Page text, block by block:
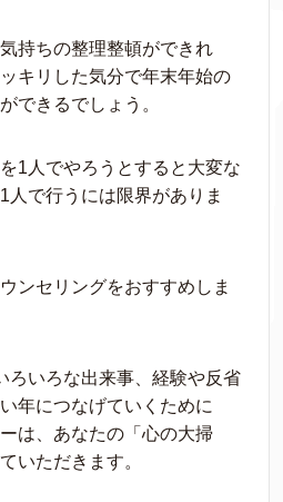
持ちの整理整頓ができれ
キリした気分で年末年始の
できるでしょう。
1人でやろうとすると大変な
人で行うには限界がありま
ンセリングをおすすめしま
ろいろな出来事、経験や反省
年につなげていくために
は、あなたの「心の大掃
いただきます。